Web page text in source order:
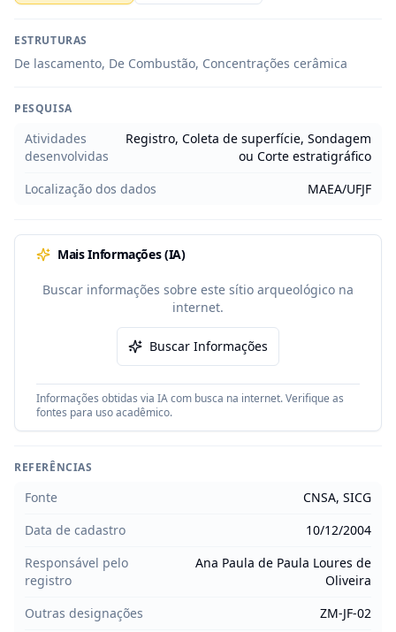
ESTRUTURAS
De lascamento, De Combustão, Concentrações cerâmica
PESQUISA
Atividades
desenvolvidas
Registro, Coleta de superfície, Sondagem
ou Corte estratigráfico
Localização dos dados
MAEA/UFJF
Mais Informações (IA)
Buscar informações sobre este sítio arqueológico na
internet.
Buscar Informações
Informações obtidas via IA com busca na internet. Verifique as
fontes para uso acadêmico.
REFERÊNCIAS
Fonte
CNSA, SICG
Data de cadastro
10/12/2004
Responsável pelo
registro
Ana Paula de Paula Loures de
Oliveira
Outras designações
ZM-JF-02